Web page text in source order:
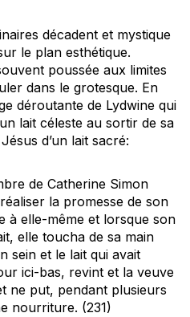
décadent et mystique
le plan esthétique.
poussée aux limites
dans le grotesque. En
déroutante de Lydwine qui
lait céleste au sortir de sa
d’un lait sacré:
de Catherine Simon
la promesse de son
à elle-même et lorsque son
elle toucha de sa main
sein et le lait qui avait
ici-bas, revint et la veuve
ne put, pendant plusieurs
nourriture. (231)